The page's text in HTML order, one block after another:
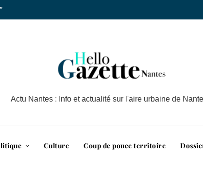
Actu Nantes : Info et actualité sur l'aire urbaine de
Culture Coup de pouce territoire